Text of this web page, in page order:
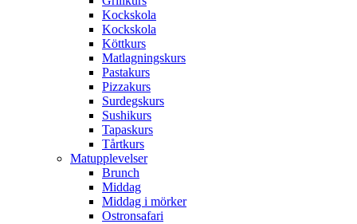
Kockskola
Kockskola
Köttkurs
Matlagningskurs
Pastakurs
Pizzakurs
Surdegskurs
Sushikurs
Tapaskurs
Tårtkurs
Matupplevelser
Brunch
Middag
Middag i mörker
Ostronsafari